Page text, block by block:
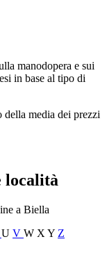
manodopera e sui
in base al tipo di
media dei prezzi
località
a Biella
U V W X Y Z